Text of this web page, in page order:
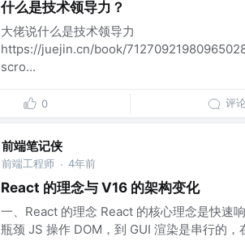
什么是技术领导力？
大佬说什么是技术领导力
https://juejin.cn/book/
scro...
0 评论
前端笔记侠
前端工程师 · 4年前
React 的理念与 V16 的架构变化
一、React 的理念 React 的核心理念是快速
瓶颈 JS 操作 DOM，到 GUI 渲染是串行的，